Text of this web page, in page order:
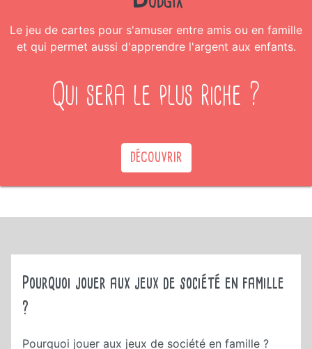
Le jeu de cartes pour s'amuser entre amis ou en famille
et qui permet aussi d'apprendre l'argent aux enfants.
Qui sera le plus riche ?
DÉCOUVRIR
Pourquoi jouer aux jeux de société en famille
?
Pourquoi jouer aux jeux de société en famille ?